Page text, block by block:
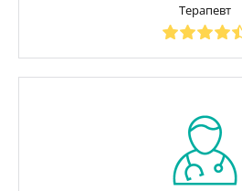
Терапевт